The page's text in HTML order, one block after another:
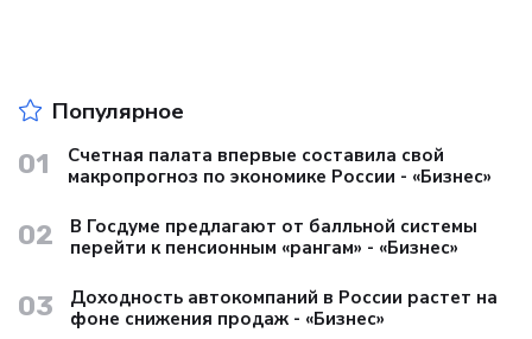
Популярное
01
Счетная палата впервые составила свой
макропрогноз по экономике России - «Бизнес»
02
В Госдуме предлагают от балльной системы
перейти к пенсионным «рангам» - «Бизнес»
03
Доходность автокомпаний в России растет на
фоне снижения продаж - «Бизнес»